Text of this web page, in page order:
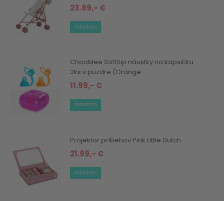
23.89,- €
skladom
ChooMee SoftSip náustky na kapsičku
2ks v puzdre (Orange ...
11.99,- €
skladom
Projektor príbehov Pink Little Dutch
21.99,- €
skladom